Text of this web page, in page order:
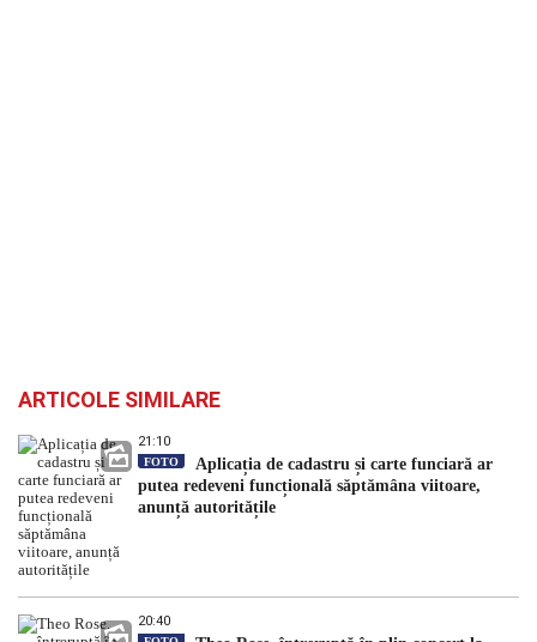
ARTICOLE SIMILARE
21:10
FOTO
Aplicația de cadastru și carte funciară ar
putea redeveni funcțională săptămâna viitoare,
anunță autoritățile
20:40